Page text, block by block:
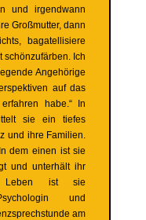
und irgendwann
Großmutter, dann
bagatellisiere
schönzufärben. Ich
Angehörige
auf das
habe.“ In
sie ein tiefes
und ihre Familien.
dem einen ist sie
und unterhält ihr
Leben ist sie
und
am